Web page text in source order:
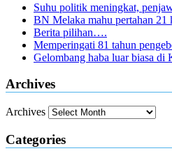
Suhu politik meningkat,
BN Melaka mahu pertahan 21
Berita pilihan….
Memperingati 81 tahun
Gelombang haba luar biasa di
Archives
Archives
Categories